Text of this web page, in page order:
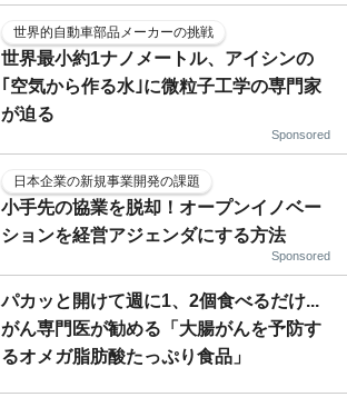
世界的自動車部品メーカーの挑戦
世界最小約1ナノメートル、アイシンの
｢空気から作る水｣に微粒子工学の専門家
が迫る
Sponsored
日本企業の新規事業開発の課題
小手先の協業を脱却！オープンイノベー
ションを経営アジェンダにする方法
Sponsored
パカッと開けて週に1、2個食べるだけ...
がん専門医が勧める「大腸がんを予防す
るオメガ脂肪酸たっぷり食品」